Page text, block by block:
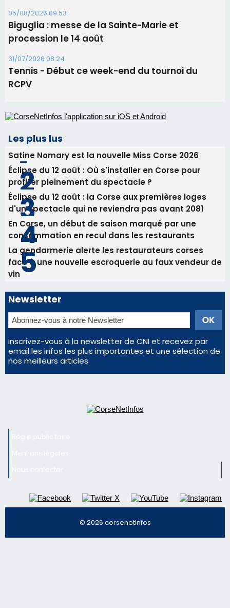
05/08/2026 09:53
Biguglia : messe de la Sainte-Marie et
procession le 14 août
31/07/2026 08:24
Tennis - Début ce week-end du tournoi du
RCPV
Les plus lus
Satine Nomary est la nouvelle Miss Corse 2026
Éclipse du 12 août : Où s'installer en Corse pour
profiter pleinement du spectacle ?
Éclipse du 12 août : la Corse aux premières loges
d'un spectacle qui ne reviendra pas avant 2081
En Corse, un début de saison marqué par une
consommation en recul dans les restaurants
La gendarmerie alerte les restaurateurs corses
face à une nouvelle escroquerie au faux vendeur de
vin
Newsletter
Inscrivez-vous à la newsletter de CNI et recevez par
email les infos les plus importantes et une sélection de
nos meilleurs articles
© 2026 corsenetinfos